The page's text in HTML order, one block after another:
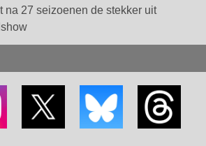
na 27 seizoenen de stekker uit